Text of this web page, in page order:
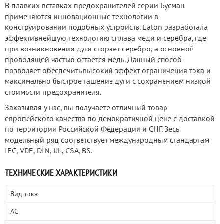
В плавких вставках предохранителей серии Бусман
применяются инновационные технологии в
конструировании подобных устройств. Eaton разработала
эффективнейшую технологию сплава меди и серебра, где
при возникновении дуги сгорает серебро, а основной
проводящей частью остается медь. Данный способ
позволяет обеспечить высокий эффект ограничения тока и
максимально быстрое гашение дуги с сохранением низкой
стоимости предохранителя.
Заказывая у нас, вы получаете отличный товар
европейского качества по демократичной цене с доставкой
по территории Российской Федерации и СНГ. Весь
модельный ряд соответствует международным стандартам
IEC, VDE, DIN, UL, CSA, BS.
ТЕХНИЧЕСКИЕ ХАРАКТЕРИСТИКИ
Вид тока
AC